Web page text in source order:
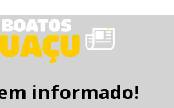
informado!